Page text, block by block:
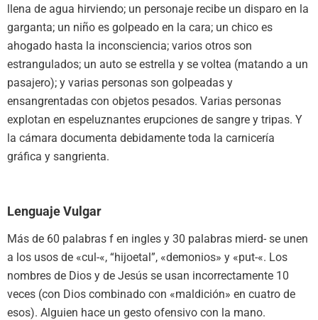
llena de agua hirviendo; un personaje recibe un disparo en la
garganta; un niño es golpeado en la cara; un chico es
ahogado hasta la inconsciencia; varios otros son
estrangulados; un auto se estrella y se voltea (matando a un
pasajero); y varias personas son golpeadas y
ensangrentadas con objetos pesados. Varias personas
explotan en espeluznantes erupciones de sangre y tripas. Y
la cámara documenta debidamente toda la carnicería
gráfica y sangrienta.
Lenguaje Vulgar
Más de 60 palabras f en ingles y 30 palabras mierd- se unen
a los usos de «cul-«, “hijoetal”, «demonios» y «put-«. Los
nombres de Dios y de Jesús se usan incorrectamente 10
veces (con Dios combinado con «maldición» en cuatro de
esos). Alguien hace un gesto ofensivo con la mano.